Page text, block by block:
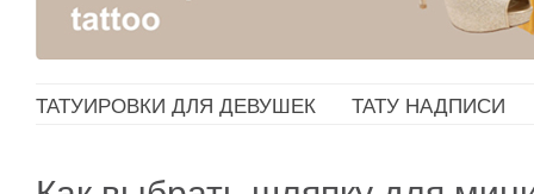
ТАТУИРОВКИ ДЛЯ ДЕВУШЕК ТАТУ НАДПИСИ